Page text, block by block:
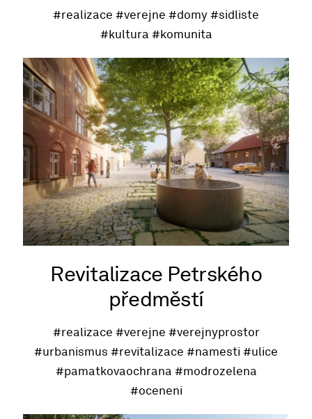
#realizace #verejne #domy #sidliste
#kultura #komunita
Revitalizace Petrského
předměstí
#realizace #verejne #verejnyprostor
#urbanismus #revitalizace #namesti #ulice
#pamatkovaochrana #modrozelena
#oceneni